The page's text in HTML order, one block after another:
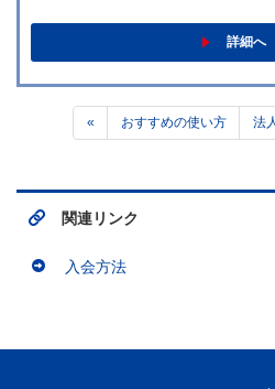
詳細へ
« おすすめの使い方 法
関連リンク
入会方法